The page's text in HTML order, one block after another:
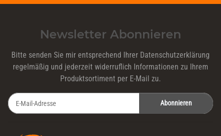
Newsletter Abonnieren
Bitte senden Sie mir entsprechend Ihrer Datenschutzerklärung
regelmäßig und jederzeit widerruflich Informationen zu Ihrem
Produktsortiment per E-Mail zu.
Abonnieren